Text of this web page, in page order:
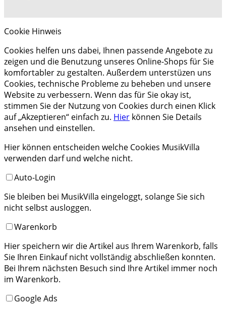
Cookie Hinweis
Cookies helfen uns dabei, Ihnen passende Angebote zu
zeigen und die Benutzung unseres Online-Shops für Sie
komfortabler zu gestalten. Außerdem unterstüzen uns
Cookies, technische Probleme zu beheben und unsere
Website zu verbessern. Wenn das für Sie okay ist,
stimmen Sie der Nutzung von Cookies durch einen Klick
auf „Akzeptieren“ einfach zu. Hier können Sie Details
ansehen und einstellen.
Hier können entscheiden welche Cookies MusikVilla
verwenden darf und welche nicht.
Auto-Login
Sie bleiben bei MusikVilla eingeloggt, solange Sie sich
nicht selbst ausloggen.
Warenkorb
Hier speichern wir die Artikel aus Ihrem Warenkorb, falls
Sie Ihren Einkauf nicht vollständig abschließen konnten.
Bei Ihrem nächsten Besuch sind Ihre Artikel immer noch
im Warenkorb.
Google Ads